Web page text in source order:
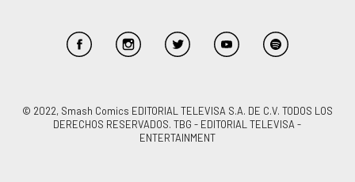
© 2022, Smash Comics EDITORIAL TELEVISA S.A. DE C.V. TODOS LOS
DERECHOS RESERVADOS. TBG - EDITORIAL TELEVISA -
ENTERTAINMENT